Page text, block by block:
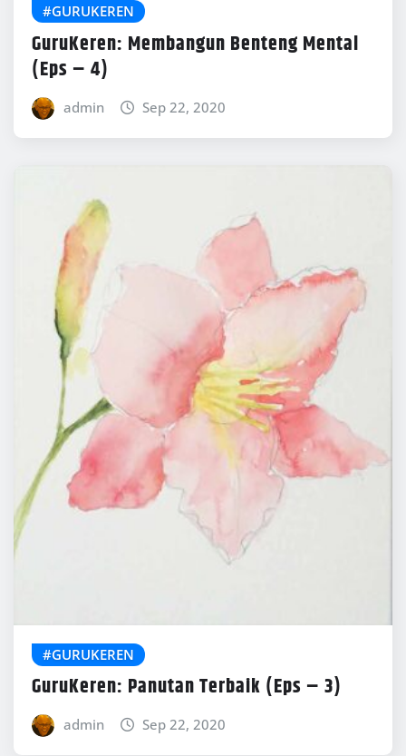
#GURUKEREN
GuruKeren: Membangun Benteng Mental
(Eps – 4)
admin Sep 22, 2020
#GURUKEREN
GuruKeren: Panutan Terbaik (Eps – 3)
admin Sep 22, 2020